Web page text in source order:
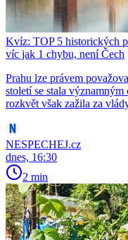
Kvíz: TOP 5 historických
víc jak 1 chybu, není Čech
Prahu lze právem
století se stala
rozkvět však zažila za
NESPECHEJ.cz
dnes, 16:30
2 min